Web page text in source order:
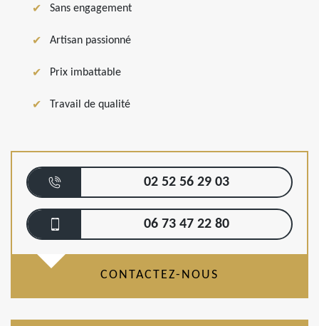
Sans engagement
Artisan passionné
Prix imbattable
Travail de qualité
02 52 56 29 03
06 73 47 22 80
CONTACTEZ-NOUS